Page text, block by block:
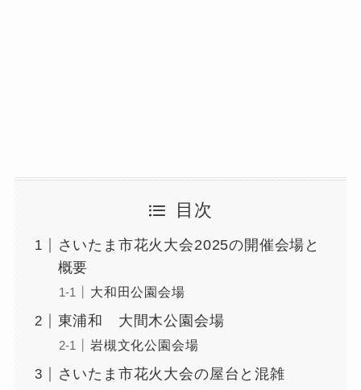
目次
さいたま市花火大会2025の開催会場と
概要
大和田公園会場
東浦和 大間木公園会場
岩槻文化公園会場
さいたま市花火大会の屋台と混雑